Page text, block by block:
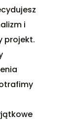
i
projekt.